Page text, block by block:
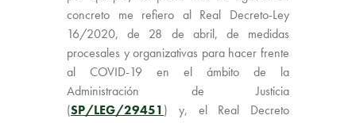
concreto me refiero al Real Decreto-Ley
16/2020, de 28 de abril, de medidas
procesales y organizativas para hacer frente
al COVID-19 en el ámbito de la
Administración de Justicia
(SP/LEG/29451) y, el Real Decreto